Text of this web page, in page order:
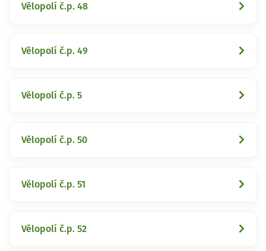
Vělopolí č.p. 48
Vělopolí č.p. 49
Vělopolí č.p. 5
Vělopolí č.p. 50
Vělopolí č.p. 51
Vělopolí č.p. 52